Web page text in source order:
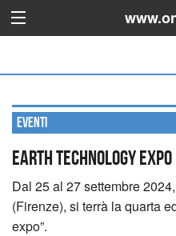
Eventi
Earth technology expo
Dal 25 al 27 settembre
(Firenze), si terrà la quarta
expo”.